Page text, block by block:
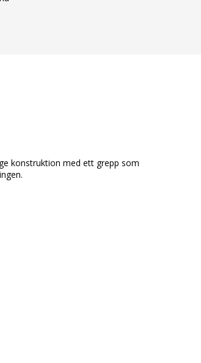
konstruktion med ett grepp som